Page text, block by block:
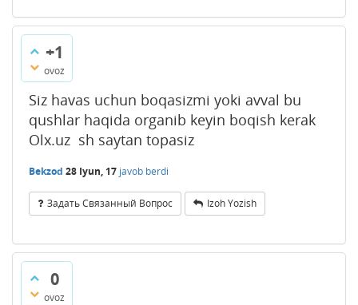
+1
ovoz
Siz havas uchun boqasizmi yoki avval bu
qushlar haqida organib keyin boqish kerak
Olx.uz sh saytan topasiz
Bekzod 28 Iyun, 17 javob berdi
Задать Связанный Вопрос Izoh Yozish
0
ovoz